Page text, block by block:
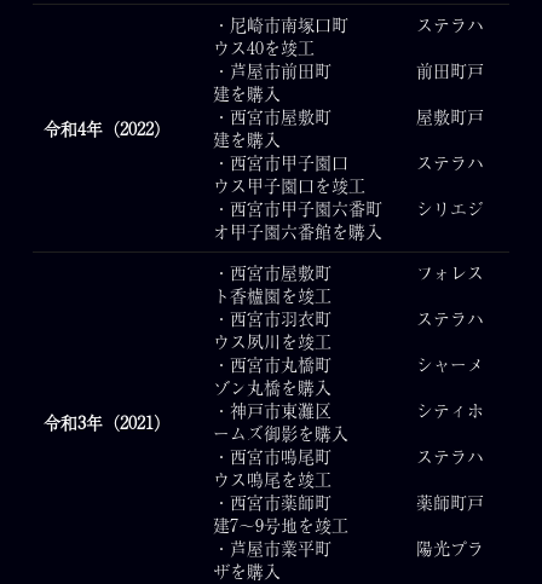
令和4年（2022）
・尼崎市南塚口町 ステラハ
ウス40を竣工
・芦屋市前田町 前田町戸
建を購入
・西宮市屋敷町 屋敷町戸
建を購入
・西宮市甲子園口 ステラハ
ウス甲子園口を竣工
・西宮市甲子園六番町 シリエジ
オ甲子園六番館を購入
令和3年（2021）
・西宮市屋敷町 フォレス
ト香櫨園を竣工
・西宮市羽衣町 ステラハ
ウス夙川を竣工
・西宮市丸橋町 シャーメ
ゾン丸橋を購入
・神戸市東灘区 シティホ
ームズ御影を購入
・西宮市鳴尾町 ステラハ
ウス鳴尾を竣工
・西宮市薬師町 薬師町戸
建7～9号地を竣工
・芦屋市業平町 陽光プラ
ザを購入